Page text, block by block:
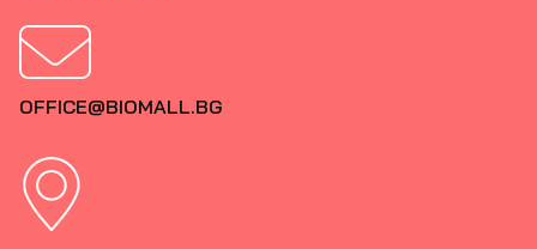
OFFICE@BIOMALL.BG